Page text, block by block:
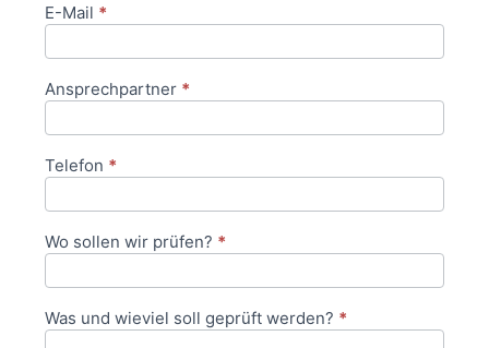
E-Mail *
Ansprechpartner *
Telefon *
Wo sollen wir prüfen? *
Was und wieviel soll geprüft werden? *